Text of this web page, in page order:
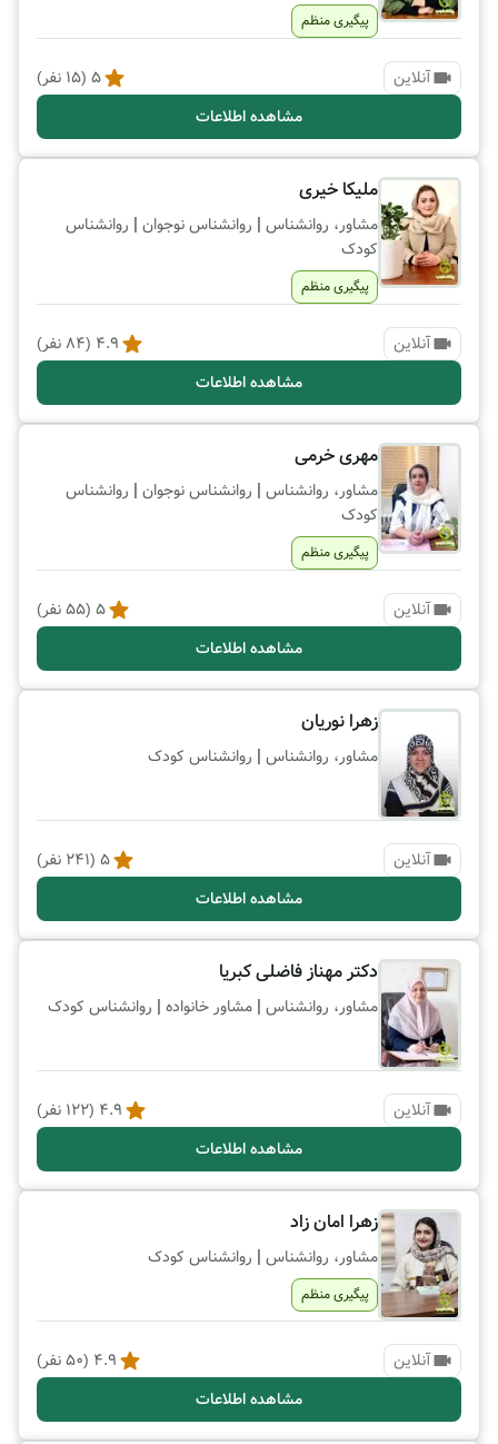
پیگیری منظم
آنلاین 5
(
15 نفر)
مشاهده اطلاعات
ملیکا خیری
مشاور، روانشناس | روانشناس نوجوان | روانشناس
کودک
پیگیری منظم
آنلاین 4.9
(
84 نفر)
مشاهده اطلاعات
مهری خرمی
مشاور، روانشناس | روانشناس نوجوان | روانشناس
کودک
پیگیری منظم
آنلاین 5
(
55نفر)
مشاهده اطلاعات
زهرا نوریان
مشاور، روانشناس | روانشناس کودک
آنلاین 5
(
241 نفر)
مشاهده اطلاعات
دکتر مهناز فاضلی کبریا
مشاور، روانشناس | مشاور خانواده | روانشناس کودک
آنلاین 4.9
(
122 نفر)
مشاهده اطلاعات
زهرا امان زاد
مشاور، روانشناس | روانشناس کودک
پیگیری منظم
آنلاین 4.9
(
50نفر)
مشاهده اطلاعات